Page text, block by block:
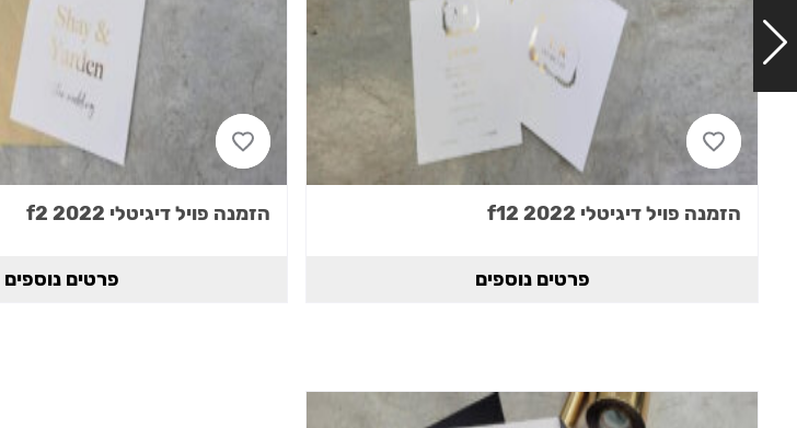
הזמנה פויל דיגיטלי 2022 f12
פרטים נוספים
הזמנה פויל דיגיטלי 2022 f2
פרטים נוספים